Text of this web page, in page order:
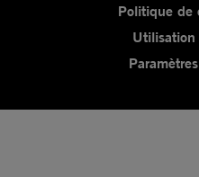
Politique de
Utilisation